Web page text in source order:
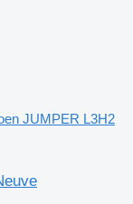
JUMPER L3H2